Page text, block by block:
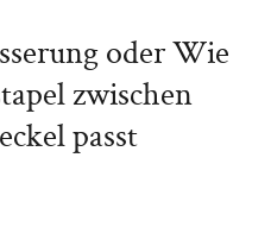
oder Wie
zwischen
passt